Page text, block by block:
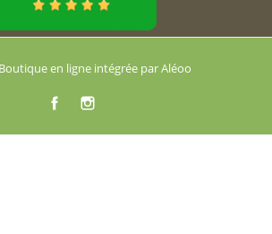
en ligne intégrée par Aléoo
Facebook